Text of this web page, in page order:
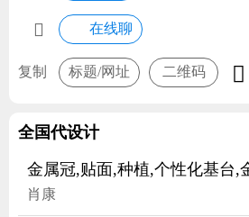
 在线聊
复制 标题/网址 二维码 
全国代设计
肖康